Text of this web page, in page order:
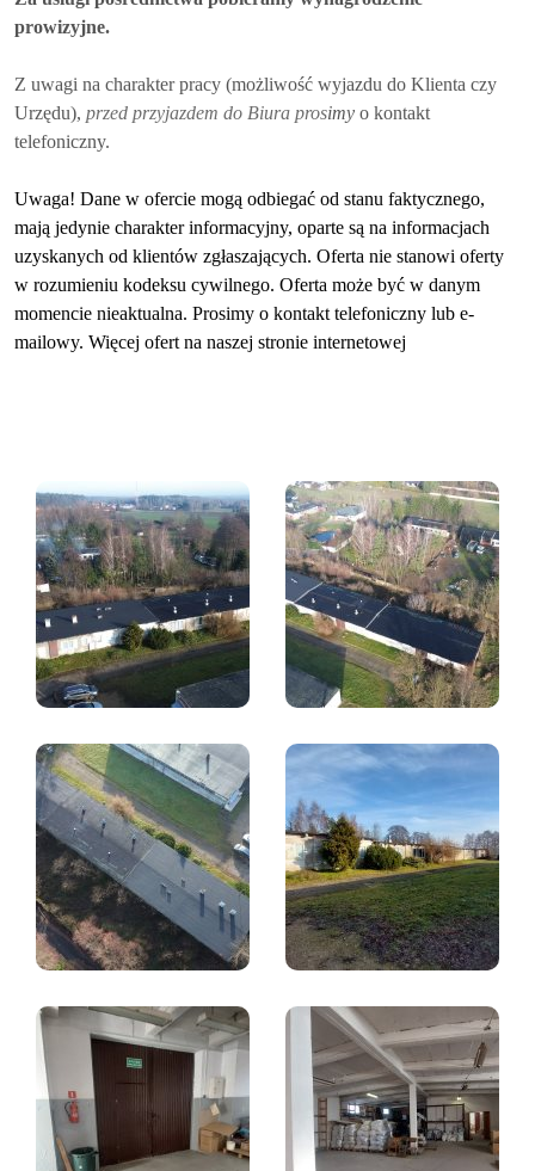
prowizyjne.
Z uwagi na charakter pracy (możliwość wyjazdu do Klienta czy
Urzędu), przed przyjazdem do Biura prosimy o kontakt
telefoniczny.
Uwaga! Dane w ofercie mogą odbiegać od stanu faktycznego,
mają jedynie charakter informacyjny, oparte są na informacjach
uzyskanych od klientów zgłaszających. Oferta nie stanowi oferty
w rozumieniu kodeksu cywilnego. Oferta może być w danym
momencie nieaktualna. Prosimy o kontakt telefoniczny lub e-
mailowy. Więcej ofert na naszej stronie internetowej